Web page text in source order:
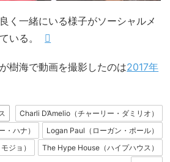
く一緒にいる様子がソーシャルメ
いる。
樹海で動画を撮影したのは2017年
Charli D’Amelio（チャーリー・ダミリオ）
ハナ）
Logan Paul（ローガン・ポール）
ジョ）
The Hype House（ハイプハウス）